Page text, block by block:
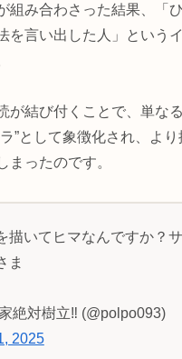
組み合わさった結果、「
を言い出した人」という
が結び付くことで、単な
”として象徴化され、よ
まったのです。
描いてヒマなんですか？
ま
絶対樹立‼️ (@polpo093)
2025